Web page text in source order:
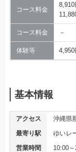
コース料金
8,910
コース料金 －
体験等 4,950
基本情報
アクセス
沖縄県
最寄り駅
ゆいレ
営業時間
10:00